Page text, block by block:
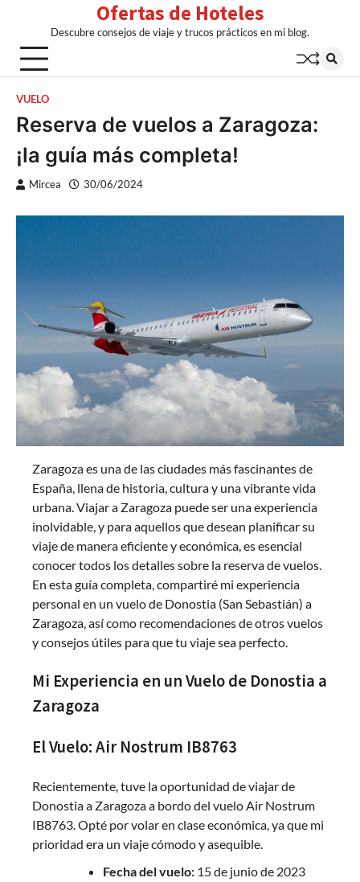
content
Ofertas de Hoteles
Descubre consejos de viaje y trucos prácticos en mi blog.
VUELO
Reserva de vuelos a Zaragoza:
¡la guía más completa!
Mircea 30/06/2024
Zaragoza es una de las ciudades más fascinantes de
España, llena de historia, cultura y una vibrante vida
urbana. Viajar a Zaragoza puede ser una experiencia
inolvidable, y para aquellos que desean planificar su
viaje de manera eficiente y económica, es esencial
conocer todos los detalles sobre la reserva de vuelos.
En esta guía completa, compartiré mi experiencia
personal en un vuelo de Donostia (San Sebastián) a
Zaragoza, así como recomendaciones de otros vuelos
y consejos útiles para que tu viaje sea perfecto.
Mi Experiencia en un Vuelo de Donostia a
Zaragoza
El Vuelo: Air Nostrum IB8763
Recientemente, tuve la oportunidad de viajar de
Donostia a Zaragoza a bordo del vuelo Air Nostrum
IB8763. Opté por volar en clase económica, ya que mi
prioridad era un viaje cómodo y asequible.
Fecha del vuelo: 15 de junio de 2023